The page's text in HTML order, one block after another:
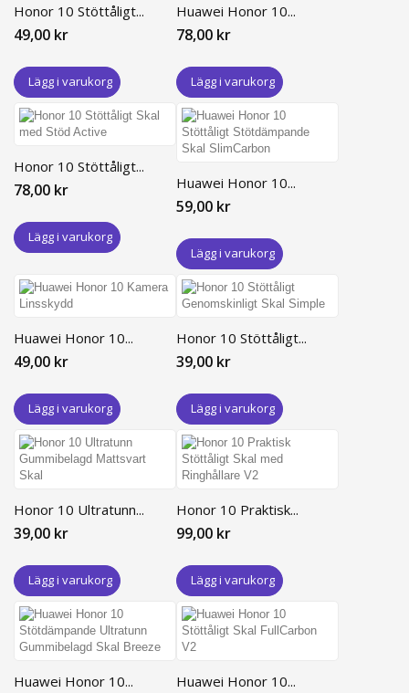
Honor 10 Stöttåligt...
49,00 kr
Lägg i varukorg
Huawei Honor 10...
78,00 kr
Lägg i varukorg
Honor 10 Stöttåligt...
78,00 kr
Lägg i varukorg
Huawei Honor 10...
59,00 kr
Lägg i varukorg
Huawei Honor 10...
49,00 kr
Lägg i varukorg
Honor 10 Stöttåligt...
39,00 kr
Lägg i varukorg
Honor 10 Ultratunn...
39,00 kr
Lägg i varukorg
Honor 10 Praktisk...
99,00 kr
Lägg i varukorg
Huawei Honor 10... Huawei Honor 10...